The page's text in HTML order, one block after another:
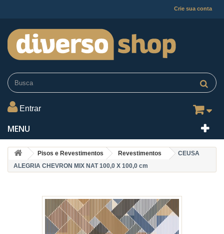
Crie sua conta
Entrar
MENU
Pisos e Revestimentos Revestimentos
CEUSA
ALEGRIA CHEVRON MIX NAT 100,0 X 100,0 cm